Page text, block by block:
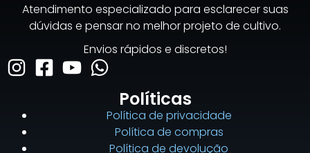
Atendimento especializado para esclarecer suas
dúvidas e pensar no melhor projeto de cultivo.
Envios rápidos e discretos!
Políticas
Política de privacidade
Política de compras
Política de devolução